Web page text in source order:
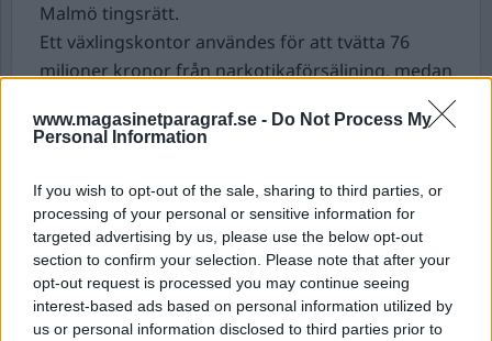
www.magasinetparagraf.se - Do Not Process My
Personal Information
If you wish to opt-out of the sale, sharing to third parties, or
processing of your personal or sensitive information for
targeted advertising by us, please use the below opt-out
section to confirm your selection. Please note that after your
opt-out request is processed you may continue seeing
interest-based ads based on personal information utilized by
us or personal information disclosed to third parties prior to
Malmö tingsrätt.
Ett växlingskontor användes för att tvätta 76
miljoner kronor från narkotikaförsäljning, medan
”Hawala” mellan olika länder och orter.
tjänster är ett brottsverktyg för de kriminella
nätverken och en möjlighet att obemärkt förvara
sina brottsvinster. Det är därför som arbetet mot
den här typen av verksamheter är väldigt viktigt,
säger Yasmin Apatzidou, finansiell utredare på
regionala utredningsenheten Syd.